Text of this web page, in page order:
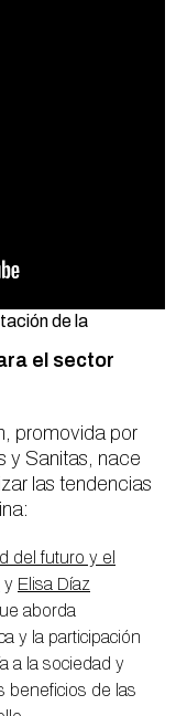
de la
el sector
, promovida por
y Sanitas, nace
las tendencias
del futuro y el
y Elisa Díaz
aborda
y la participación
a la sociedad y
beneficios de las